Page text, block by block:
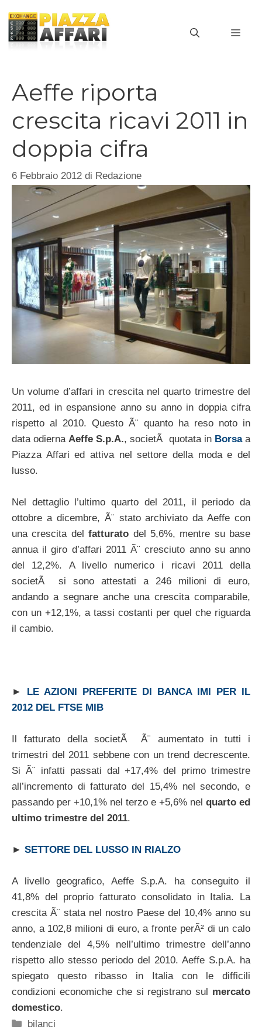
contenuto
Aeffe riporta
crescita ricavi 2011 in
doppia cifra
6 Febbraio 2012 di Redazione
Un volume d’affari in crescita nel quarto trimestre del
2011, ed in espansione anno su anno in doppia cifra
rispetto al 2010. Questo Ã¨ quanto ha reso noto in
data odiernaAeffe S.p.A., societÃ quotata in Borsaa
Piazza Affari ed attiva nel settore della moda e del
lusso.
Nel dettaglio l’ultimo quarto del 2011, il periodo da
ottobre a dicembre, Ã¨ stato archiviato da Aeffe con
una crescita delfatturato del 5,6%, mentre su base
annua il giro d’affari 2011 Ã¨ cresciuto anno su anno
del 12,2%. A livello numerico i ricavi 2011 della
societÃ si sono attestati a 246 milioni di euro,
andando a segnare anche una crescita comparabile,
con un +12,1%, a tassi costanti per quel che riguarda
il cambio.
► LE AZIONI PREFERITE DI BANCA IMI PER IL
2012 DEL FTSE MIB
Il fatturato della societÃ Ã¨ aumentato in tutti i
trimestri del 2011 sebbene con un trend decrescente.
Si Ã¨ infatti passati dal +17,4% del primo trimestre
all’incremento di fatturato del 15,4% nel secondo, e
passando per +10,1% nel terzo e +5,6% nel quarto ed
ultimo trimestre del 2011.
► SETTORE DEL LUSSO IN RIALZO
A livello geografico, Aeffe S.p.A. ha conseguito il
41,8% del proprio fatturato consolidato in Italia. La
crescita Ã¨ stata nel nostro Paese del 10,4% anno su
anno, a 102,8 milioni di euro, a fronte perÃ² di un calo
tendenziale del 4,5% nell’ultimo trimestre dell’anno
rispetto allo stesso periodo del 2010. Aeffe S.p.A. ha
spiegato questo ribasso in Italia con le difficili
condizioni economiche che si registrano sul mercato
domestico.
Categorie
bilanci